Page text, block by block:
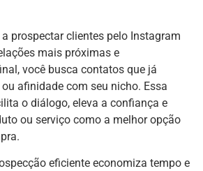
prospectar clientes pelo Instagram
mais próximas e
você busca contatos que já
afinidade com seu nicho. Essa
o diálogo, eleva a confiança e
ou serviço como a melhor opção
eficiente economiza tempo e